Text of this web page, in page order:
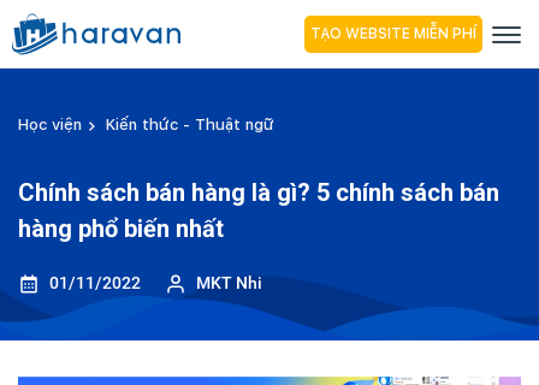
TẠO WEBSITE MIỄN PHÍ
Học viện Kiến thức - Thuật ngữ
Chính sách bán hàng là gì? 5 chính sách bán
hàng phổ biến nhất
01/11/2022 MKT Nhi